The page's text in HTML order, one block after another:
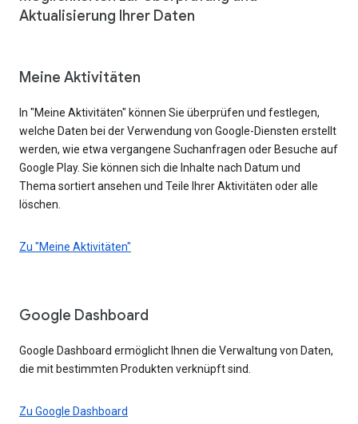
Aktualisierung Ihrer Daten
Meine Aktivitäten
In "Meine Aktivitäten" können Sie überprüfen und festlegen,
welche Daten bei der Verwendung von Google-Diensten erstellt
werden, wie etwa vergangene Suchanfragen oder Besuche auf
Google Play. Sie können sich die Inhalte nach Datum und
Thema sortiert ansehen und Teile Ihrer Aktivitäten oder alle
löschen.
Zu "Meine Aktivitäten"
Google Dashboard
Google Dashboard ermöglicht Ihnen die Verwaltung von Daten,
die mit bestimmten Produkten verknüpft sind.
Zu Google Dashboard